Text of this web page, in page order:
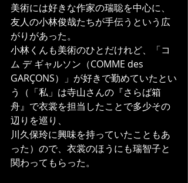
美術には好きな作家の瑞聡を中心に、
友人の小林俊哉たちが手伝うという広
がりがあった。
小林くんも美術のひとだけれど、「コ
ム デ ギャルソン（COMME des
GARÇONS）」が好きで勤めていたとい
う（「私」は寺山さんの『さらば箱
舟』で衣裳を担当したことで多少その
辺りを巡り、
川久保玲に興味を持っていたこともあ
った）ので、衣裳のほうにも瑞智子と
関わってもらった。